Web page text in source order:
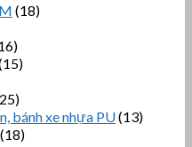
(18)
bánh xe nhựa PU(13)
(18)